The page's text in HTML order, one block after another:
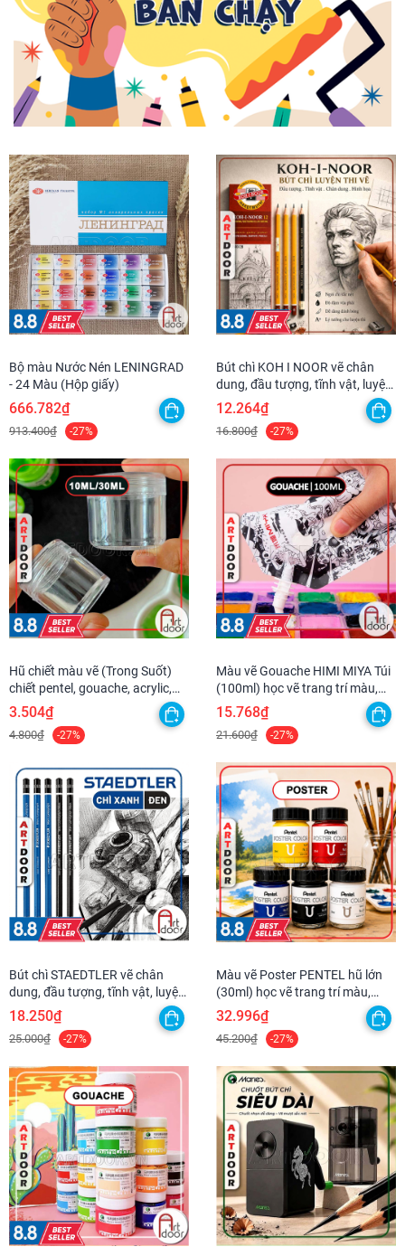
Bộ màu Nước Nén LENINGRAD
- 24 Màu (Hộp giấy)
666.782₫
913.400₫ -27%
Bút chì KOH I NOOR vẽ chân
dung, đầu tượng, tĩnh vật, luyện
thi hình họa chì
12.264₫
16.800₫ -27%
Hũ chiết màu vẽ (Trong Suốt)
chiết pentel, gouache, acrylic,
luyện thi trang trí màu
3.504₫
4.800₫ -27%
Màu vẽ Gouache HIMI MIYA Túi
(100ml) học vẽ trang trí màu,
pha cùng pentel poster
15.768₫
21.600₫ -27%
Bút chì STAEDTLER vẽ chân
dung, đầu tượng, tĩnh vật, luyện
thi hình họa chì
18.250₫
25.000₫ -27%
Màu vẽ Poster PENTEL hũ lớn
(30ml) học vẽ trang trí màu,
luyện thi kiến trúc mỹ thuật
32.996₫
45.200₫ -27%